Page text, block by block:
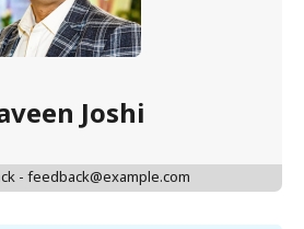
Joshi
- feedback@example.com